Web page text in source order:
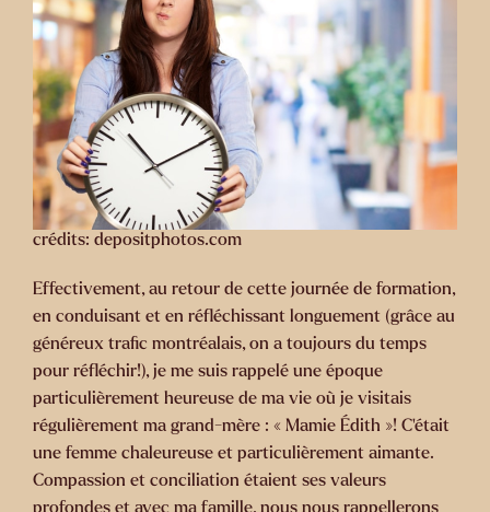
crédits: depositphotos.com
Effectivement, au retour de cette journée de formation,
en conduisant et en réfléchissant longuement (grâce au
généreux trafic montréalais, on a toujours du temps
pour réfléchir!), je me suis rappelé une époque
particulièrement heureuse de ma vie où je visitais
régulièrement ma grand-mère : « Mamie Édith »! C’était
une femme chaleureuse et particulièrement aimante.
Compassion et conciliation étaient ses valeurs
profondes et avec ma famille, nous nous rappellerons